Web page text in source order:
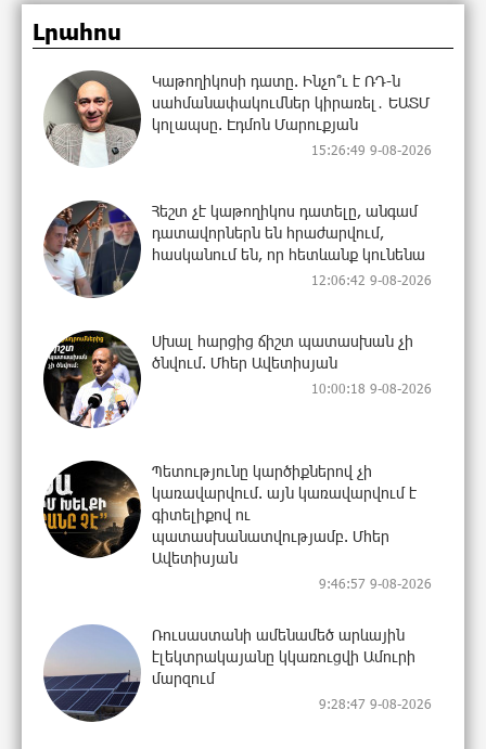
Լրահոս
Կաթողիկոսի դատը. Ինչո՞ւ է ՌԴ-ն
սահմանափակումներ կիրառել․ ԵԱՏՄ
կոլապսը. Էդմոն Մարուքյան
15:26:49 9-08-2026
Հեշտ չէ կաթողիկոս դատելը, անգամ
դատավորներն են հրաժարվում,
հասկանում են, որ հետևանք կունենա
12:06:42 9-08-2026
Սխալ հարցից ճիշտ պատասխան չի
ծնվում. Մհեր Ավետիսյան
10:00:18 9-08-2026
Պետությունը կարծիքներով չի
կառավարվում. այն կառավարվում է
գիտելիքով ու
պատասխանատվությամբ. Մհեր
Ավետիսյան
9:46:57 9-08-2026
Ռուսաստանի ամենամեծ արևային
էլեկտրակայանը կկառուցվի Ամուրի
մարզում
9:28:47 9-08-2026